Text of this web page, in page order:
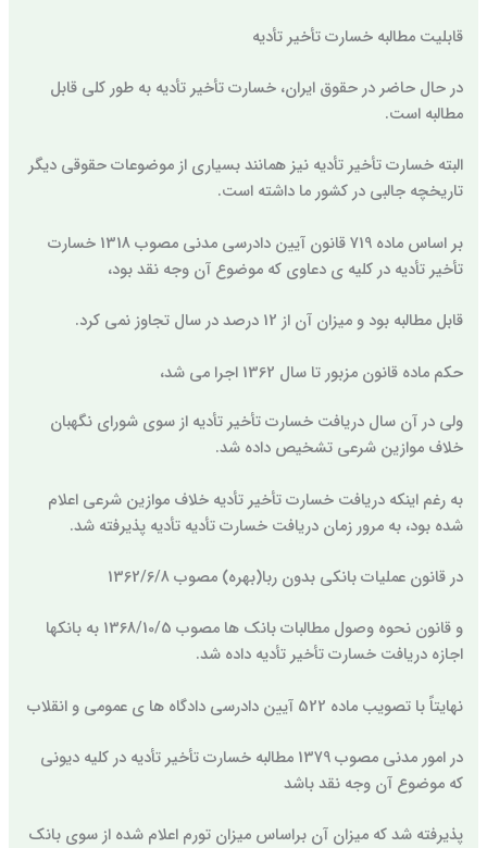
قابلیت مطالبه خسارت تأخیر تأدیه
در حال حاضر در حقوق ایران، خسارت تأخیر تأدیه به طور کلی قابل
مطالبه است.
البته خسارت تأخیر تأدیه نیز همانند بسیاری از موضوعات حقوقی دیگر
تاریخچه جالبی در کشور ما داشته است.
بر اساس ماده 719 قانون آیین دادرسی مدنی مصوب 1318 خسارت
تأخیر تأدیه در کلیه ی دعاوی که موضوع آن وجه نقد بود،
قابل مطالبه بود و میزان آن از 12 درصد در سال تجاوز نمی کرد.
حکم ماده قانون مزبور تا سال 1362 اجرا می شد،
ولی در آن سال دریافت خسارت تأخیر تأدیه از سوی شورای نگهبان
خلاف موازین شرعی تشخیص داده شد.
به رغم اینکه دریافت خسارت تأخیر تأدیه خلاف موازین شرعی اعلام
شده بود، به مرور زمان دریافت خسارت تأدیه تأدیه پذیرفته شد.
در قانون عملیات بانکی بدون ربا(بهره) مصوب 1362/6/8
و قانون نحوه وصول مطالبات بانک ها مصوب 1368/10/5 به بانکها
اجازه دریافت خسارت تأخیر تأدیه داده شد.
نهایتاً با تصویب ماده 522 آیین دادرسی دادگاه ها ی عمومی و انقلاب
در امور مدنی مصوب 1379 مطالبه خسارت تأخیر تأدیه در کلیه دیونی
که موضوع آن وجه نقد باشد
پذیرفته شد که میزان آن براساس میزان تورم اعلام شده از سوی بانک